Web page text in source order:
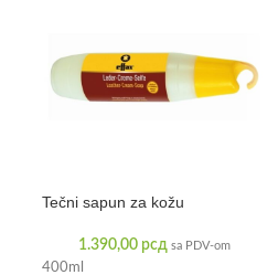
Tečni sapun za kožu
1.390,00 рсд sa PDV-om
400ml